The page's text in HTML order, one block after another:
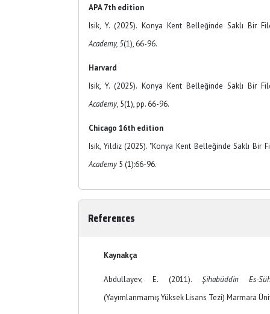
APA 7th edition
Isik, Y. (2025). Konya Kent Belleğinde Saklı Bir
Academy, 5(1), 66-96.
Harvard
Isik, Y. (2025). Konya Kent Belleğinde Saklı Bir
Academy, 5(1), pp. 66-96.
Chicago 16th edition
Isik, Yildiz (2025). "Konya Kent Belleğinde Saklı Bir
Academy5 (1):66-96.
References
Kaynakça
Abdullayev, E. (2011). Şihabüddin Es-
(Yayımlanmamış Yüksek Lisans Tezi) Marmara